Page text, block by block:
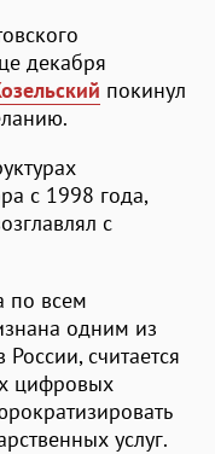
декабря
покинул
с 1998 года,
с
по всем
одним из
считается
цифровых
услуг.